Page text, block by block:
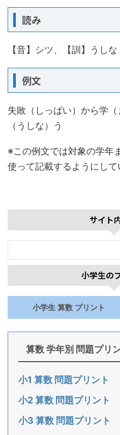
読み
【音】シツ、【訓】うしな
例文
失敗（しっぱい）から学
（うしな）う
※この例文では対象の学年
使って記載するようにして
サイト
小学生の
小学生 算数 プリント
算数 学年別 問題プリ
小1 算数 問題プリント
小2 算数 問題プリント
小3 算数 問題プリント